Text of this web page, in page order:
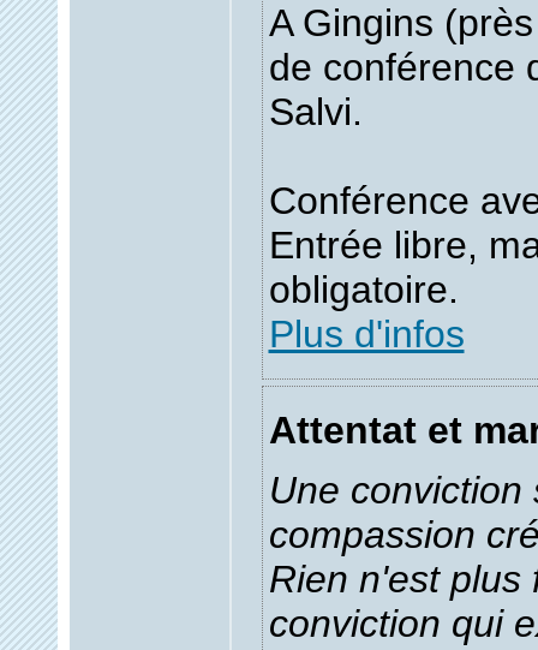
A Gingins
de conférence
Salvi.
Conférence
Entrée libre,
obligatoire.
Plus d'infos
Attentat et
Une conviction
compassion
Rien n'est plus
conviction qui